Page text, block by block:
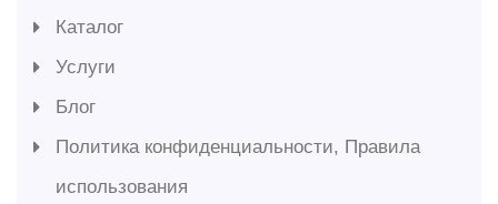
Каталог
Услуги
Блог
Политика конфиденциальности, Правила
использования